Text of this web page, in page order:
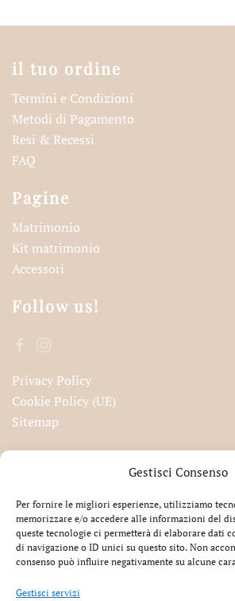
Gestisci Consenso
Per fornire le migliori esperienze, utilizziamo
memorizzare e/o accedere alle informazioni del
queste tecnologie ci permetterà di elaborare dati
di navigazione o ID unici su questo sito. Non
consenso può influire negativamente su alcune
Gestisci servizi
il tuo ordine
Termini e Condizioni
Metodi di Pagamento
Resi & Recessi
FAQ
Pagine
Matrimonio
Kit matrimonio
Accessori
Follow us!
Privacy Policy
Cookie Policy (UE)
Sitemap
Accetto la privacy